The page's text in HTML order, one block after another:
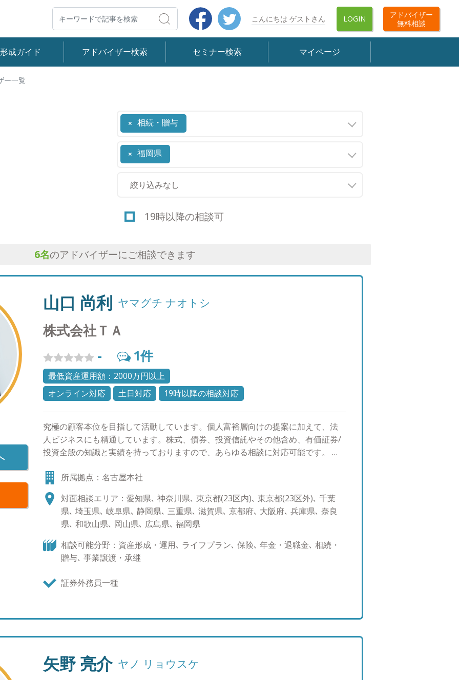
検索 Facebook
こんにちは ゲストさん LOGIN
アドバイザー
無料相談
成ガイド アドバイザー検索 セミナー検索 マイページ
ー一覧
× 相続・贈与
× 福岡県
19時以降の相談可
6名のアドバイザーにご相談できます
山口 尚利 ヤマグチ ナオトシ
株式会社ＴＡ
- 1件
最低資産運用額：2000万円以上
オンライン対応
土日対応 19時以降の相談対応
究極の顧客本位を目指して活動しています。個人富裕層向けの提案に加えて、法
人ビジネスにも精通しています。株式、債券、投資信託やその他含め、有価証券/
投資全般の知識と実績を持っておりますので、あらゆる相談に対応可能です。
高い次元で法制化されています。我が国の資産運用のさらなる発展のためには、
米国型の運用サービスの提供は不可欠です。私たちは他に先んじて、今できうる
究極の顧客本位を追及してまいります。
所属拠点：名古屋本社
対面相談エリア：愛知県､ 神奈川県､ 東京都(23区内)､ 東京都(23区外)､ 千葉
県､ 埼玉県､ 岐阜県､ 静岡県､ 三重県､ 滋賀県､ 京都府､ 大阪府､ 兵庫県､ 奈良
県､ 和歌山県､ 岡山県､ 広島県､ 福岡県
相談可能分野：資産形成・運用､ ライフプラン､ 保険､ 年金・退職金､ 相続・
贈与､ 事業譲渡・承継
証券外務員一種
矢野 亮介 ヤノ リョウスケ